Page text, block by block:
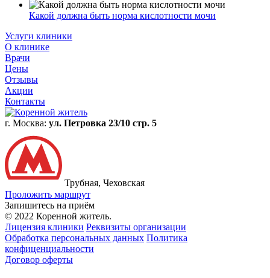
Какой должна быть норма кислотности мочи
Услуги клиники
О клинике
Врачи
Цены
Отзывы
Акции
Контакты
г. Москва: ул. Петровка 23/10 стр. 5
Трубная, Чеховская
Проложить маршрут
Запишитесь на приём
© 2022 Коренной житель.
Лицензия клиники Реквизиты организации
Обработка персональных данных Политика
конфиценциальности
Договор оферты